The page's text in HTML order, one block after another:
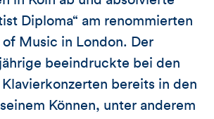
Diploma“ am renommierten
of Music in London. Der
beeindruckte bei den
Klavierkonzerten bereits in den
Können, unter anderem